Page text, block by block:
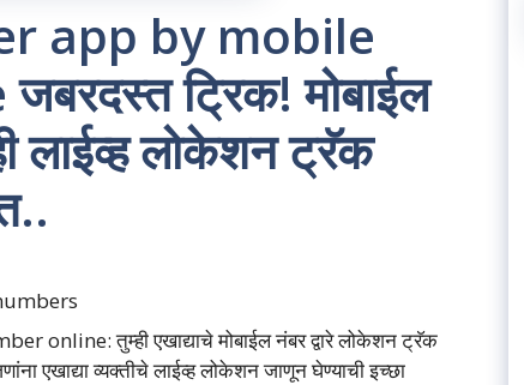
app by mobile
ट्रिक! मोबाईल
लाईव्ह लोकेशन ट्रॅक
तुम्ही एखाद्याचे मोबाईल नंबर द्वारे लोकेशन ट्रॅक
एखाद्या व्यक्तीचे लाईव्ह लोकेशन जाणून घेण्याची इच्छा